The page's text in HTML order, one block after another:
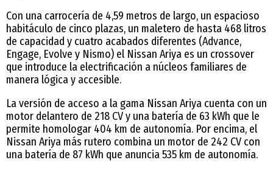
Con una carrocería de 4,59 metros de largo, un espacioso
habitáculo de cinco plazas, un maletero de hasta 468 litros
de capacidad y cuatro acabados diferentes (Advance,
Engage, Evolve y Nismo) el Nissan Ariya es un crossover
que introduce la electrificación a núcleos familiares de
manera lógica y accesible.
La versión de acceso a la gama Nissan Ariya cuenta con un
motor delantero de 218 CV y una batería de 63 kWh que le
permite homologar 404 km de autonomía. Por encima, el
Nissan Ariya más rutero combina un motor de 242 CV con
una batería de 87 kWh que anuncia 535 km de autonomía.